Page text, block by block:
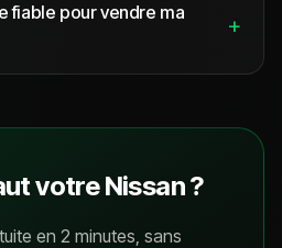
fiable pour vendre ma
+
votreNissan?
en 2 minutes, sans